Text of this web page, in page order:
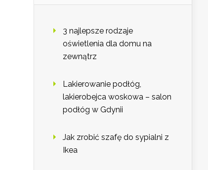
3 najlepsze rodzaje
oświetlenia dla domu na
zewnątrz
Lakierowanie podłóg,
lakierobejca woskowa – salon
podłóg w Gdynii
Jak zrobić szafę do sypialni z
Ikea